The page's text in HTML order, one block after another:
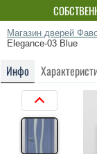
Магазин дверей
Elegance-03 Blue
Инфо